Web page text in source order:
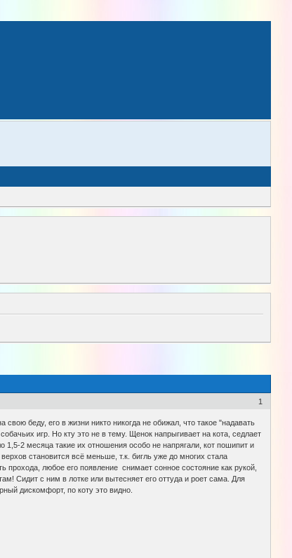
1
беду, его в жизни никто никогда не обижал, что такое "надавать
игр. Но кту это не в тему. Щенок напрыгивает на кота, седлает
1,5-2 месяца такие их отношения особо не напрягали, кот пошипит и
становится всё меньше, т.к. бигль уже до многих стала
прохода, любое его появление снимает сонное состояние как рукой,
Сидит с ним в лотке или вытесняет его оттуда и роет сама. Для
дискомфорт, по коту это видно.